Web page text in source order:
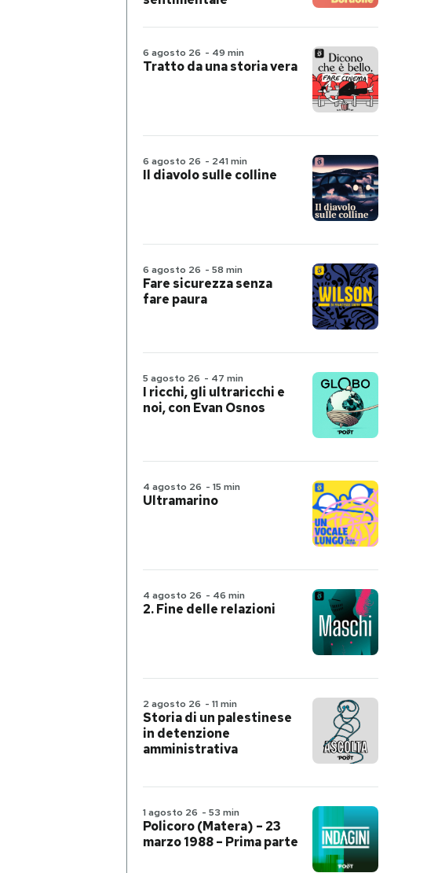
6 agosto 26 - 49 min
Tratto da una storia vera
6 agosto 26 - 241 min
Il diavolo sulle colline
6 agosto 26 - 58 min
Fare sicurezza senza
fare paura
5 agosto 26 - 47 min
I ricchi, gli ultraricchi e
noi, con Evan Osnos
4 agosto 26 - 15 min
Ultramarino
4 agosto 26 - 46 min
2. Fine delle relazioni
2 agosto 26 - 11 min
Storia di un palestinese
in detenzione
amministrativa
1 agosto 26 - 53 min
Policoro (Matera) – 23
marzo 1988 – Prima parte